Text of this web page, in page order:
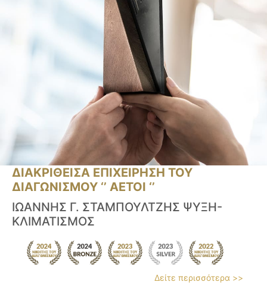
ΔΙΑΚΡΙΘΕΙΣΑ ΕΠΙΧΕΙΡΗΣΗ ΤΟΥ
ΔΙΑΓΩΝΙΣΜΟΥ ‘’ ΑΕΤΟΙ ‘’
ΙΩΑΝΝΗΣ Γ. ΣΤΑΜΠΟΥΛΤΖΗΣ ΨΥΞΗ-
ΚΛΙΜΑΤΙΣΜΟΣ
Δείτε περισσότερα >>